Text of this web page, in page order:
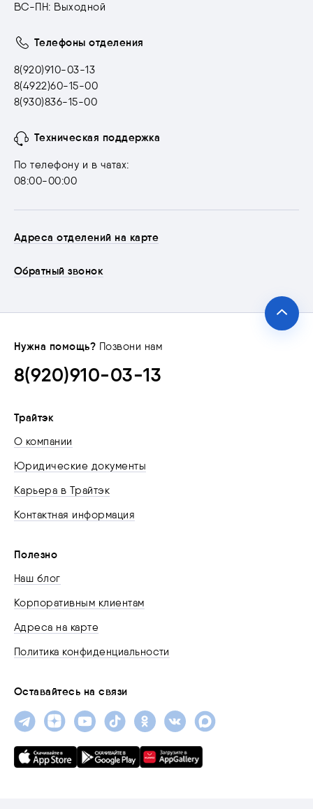
ВС-ПН: Выходной
Телефоны отделения
8(920)910-03-13
8(4922)60-15-00
8(930)836-15-00
Техническая поддержка
По телефону и в чатах:
08:00-00:00
Адреса отделений на карте
Обратный звонок
Нужна помощь? Позвони нам
8(920)910-03-13
Трайтэк
О компании
Юридические документы
Карьера в Трайтэк
Контактная информация
Полезно
Наш блог
Корпоративным клиентам
Адреса на карте
Политика конфиденциальности
Оставайтесь на связи